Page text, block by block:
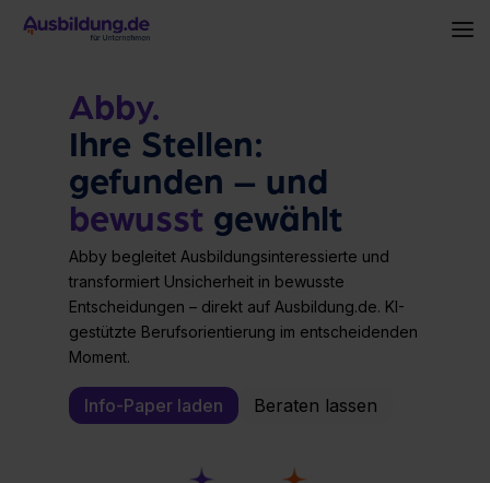
Abby.
Ihre Stellen:
gefunden – und
bewusst gewählt
Abby begleitet Ausbildungsinteressierte und
transformiert Unsicherheit in bewusste
Entscheidungen – direkt auf Ausbildung.de. KI-
gestützte Berufsorientierung im entscheidenden
Moment.
Info-Paper laden Beraten lassen